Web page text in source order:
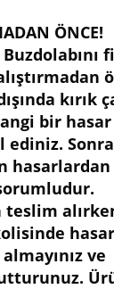
ÖNCE!
kırık
bir
ediniz.
hasarlardan
teslim
ve